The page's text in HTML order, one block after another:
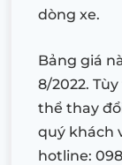
dòng xe.
Bảng giá
8/2022.
thể thay
quý khách
hotline: